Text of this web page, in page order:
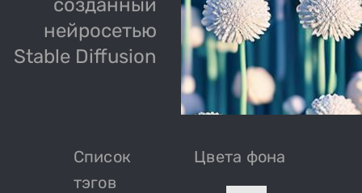
нейросетью
Stable Diffusion
Список
тэгов
Цвета фона